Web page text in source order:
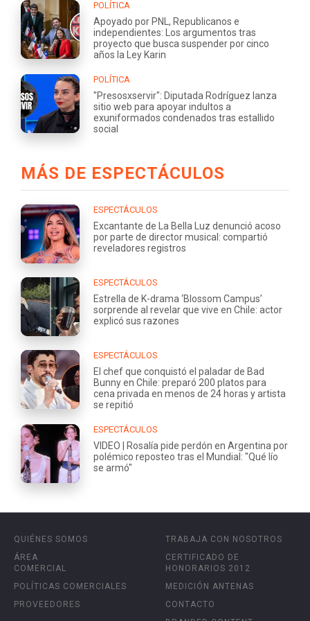
POLÍTICA
Apoyado por PNL, Republicanos e
independientes: Los argumentos tras
proyecto que busca suspender por cinco
años la Ley Karin
POLÍTICA
"Presosxservir": Diputada Rodríguez lanza
sitio web para apoyar indultos a
exuniformados condenados tras estallido
social
MÁS DE ESPECTÁCULOS
ESPECTÁCULOS
Excantante de La Bella Luz denunció acoso
por parte de director musical: compartió
reveladores registros
ESPECTÁCULOS
Estrella de K-drama ‘Blossom Campus’
sorprende al revelar que vive en Chile: actor
explicó sus razones
ESPECTÁCULOS
El chef que conquistó el paladar de Bad
Bunny en Chile: preparó 200 platos para
cena privada en menos de 24 horas y artista
se repitió
ESPECTÁCULOS
VIDEO | Rosalía pide perdón en Argentina por
polémico reposteo tras el Mundial: "Qué lío
se armó"
QUIÉNES SOMOS
ÁREA
COMERCIAL
POLÍTICAS COMERCIALES
PROVEEDORES
TRABAJA CON NOSOTROS
CERTIFICADO DE
HONORARIOS 2012
MEDICIÓN ANTENAS
CONTACTO